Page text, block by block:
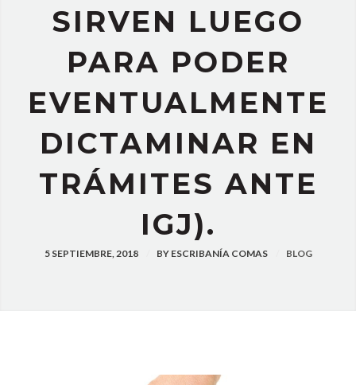
SIRVEN LUEGO
PARA PODER
EVENTUALMENTE
DICTAMINAR EN
TRÁMITES ANTE
IGJ).
5 SEPTIEMBRE, 2018 BYESCRIBANÍA COMAS BLOG